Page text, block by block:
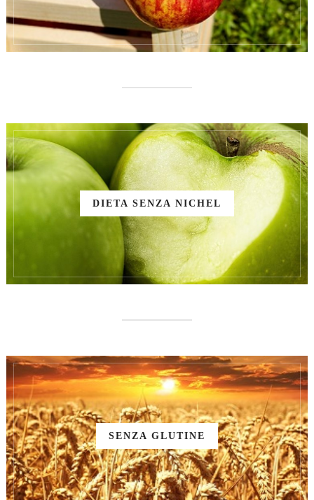
DIETA SENZA NICHEL
SENZA GLUTINE